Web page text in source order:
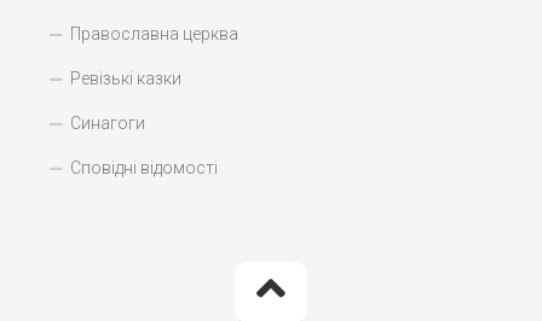
Православна церква
Ревізькі казки
Синагоги
Сповідні відомості